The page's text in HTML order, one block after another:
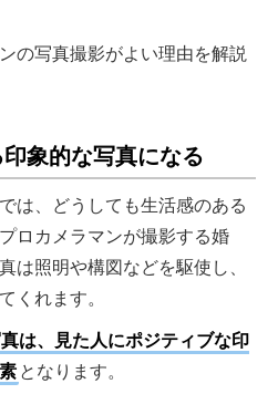
の写真撮影がよい理由を解説
象的な写真になる
は、どうしても生活感のある
ロカメラマンが撮影する婚
は照明や構図などを駆使し、
くれます。
は、見た人にポジティブな印
となります。